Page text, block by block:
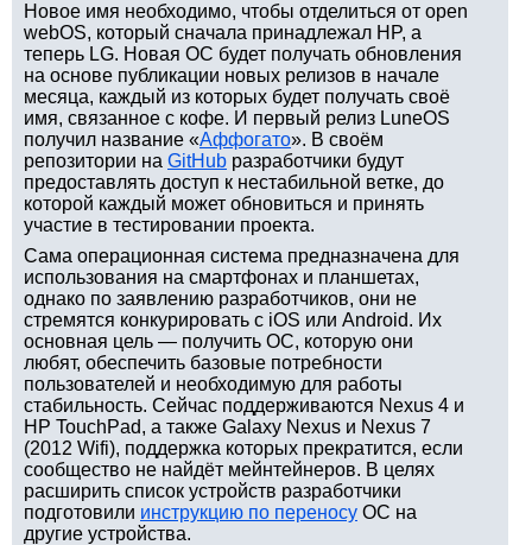
Новое имя необходимо, чтобы отделиться от open
webOS, который сначала принадлежал HP, а
теперь LG. Новая ОС будет получать обновления
на основе публикации новых релизов в начале
месяца, каждый из которых будет получать своё
имя, связанное с кофе. И первый релиз LuneOS
получил название «Аффогато». В своём
репозитории на GitHub разработчики будут
предоставлять доступ к нестабильной ветке, до
которой каждый может обновиться и принять
участие в тестировании проекта.
Сама операционная система предназначена для
использования на смартфонах и планшетах,
однако по заявлению разработчиков, они не
стремятся конкурировать с iOS или Android. Их
основная цель — получить ОС, которую они
любят, обеспечить базовые потребности
пользователей и необходимую для работы
стабильность. Сейчас поддерживаются Nexus 4 и
HP TouchPad, а также Galaxy Nexus и Nexus 7
(2012 Wifi), поддержка которых прекратится, если
сообщество не найдёт мейнтейнеров. В целях
расширить список устройств разработчики
подготовили инструкцию по переносу ОС на
другие устройства.